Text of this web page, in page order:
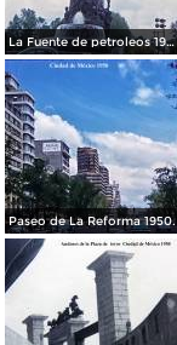
La Fuente de petroleos 1950.
Paseo de La Reforma 1950.